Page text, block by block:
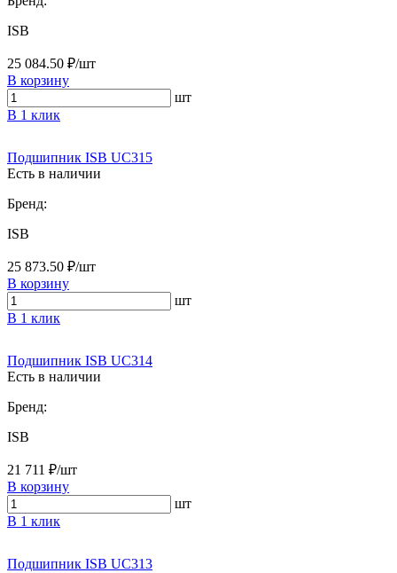
ISB
25 084.50 ₽/шт
В корзину
шт
В 1 клик
Подшипник ISB UC315
Есть в наличии
Бренд:
ISB
25 873.50 ₽/шт
В корзину
шт
В 1 клик
Подшипник ISB UC314
Есть в наличии
Бренд:
ISB
21 711 ₽/шт
В корзину
шт
В 1 клик
Подшипник ISB UC313